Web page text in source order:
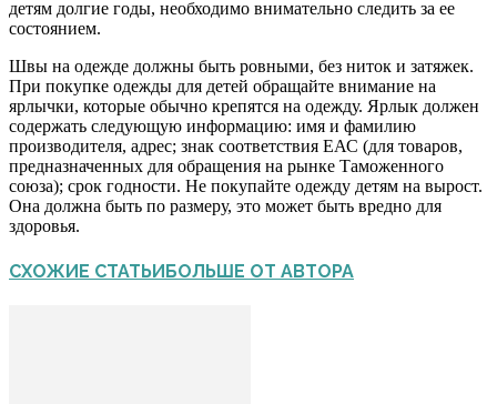
детям долгие годы, необходимо внимательно следить за ее
состоянием.
Швы на одежде должны быть ровными, без ниток и затяжек.
При покупке одежды для детей обращайте внимание на
ярлычки, которые обычно крепятся на одежду. Ярлык должен
содержать следующую информацию: имя и фамилию
производителя, адрес; знак соответствия ЕАС (для товаров,
предназначенных для обращения на рынке Таможенного
союза); срок годности. Не покупайте одежду детям на вырост.
Она должна быть по размеру, это может быть вредно для
здоровья.
СХОЖИЕ СТАТЬИБОЛЬШЕ ОТ АВТОРА